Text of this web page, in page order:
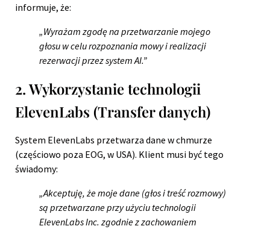
informuje, że:
„Wyrażam zgodę na przetwarzanie mojego
głosu w celu rozpoznania mowy i realizacji
rezerwacji przez system AI.”
2. Wykorzystanie technologii
ElevenLabs (Transfer danych)
System ElevenLabs przetwarza dane w chmurze
(częściowo poza EOG, w USA). Klient musi być tego
świadomy:
„Akceptuję, że moje dane (głos i treść rozmowy)
są przetwarzane przy użyciu technologii
ElevenLabs Inc. zgodnie z zachowaniem